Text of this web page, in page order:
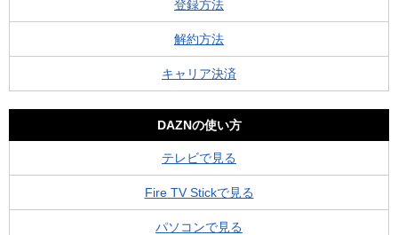
登録方法
解約方法
キャリア決済
DAZNの使い方
テレビで見る
Fire TV Stickで見る
パソコンで見る